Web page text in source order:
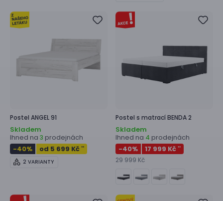
Postel ANGEL 91
Skladem
Ihned na 3 prodejnách
-40% od 5 699 Kč **
2 VARIANTY
Postel s matracíBENDA 2
Skladem
Ihned na 4 prodejnách
-40% 17 999 Kč **
29 999 Kč